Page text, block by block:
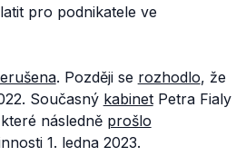
pro podnikatele ve
. Později se rozhodlo, že
Současný kabinetPetra Fialy
následně prošlo
1. ledna 2023.